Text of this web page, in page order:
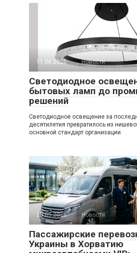
11.06.2026 Новости
Светодиодное
бытовых ламп до
решений
Светодиодное освещение за
десятилетия превратилось из
основной стандарт организации
25.05.2026 Новости
Пассажирские
Украины в Хорватию